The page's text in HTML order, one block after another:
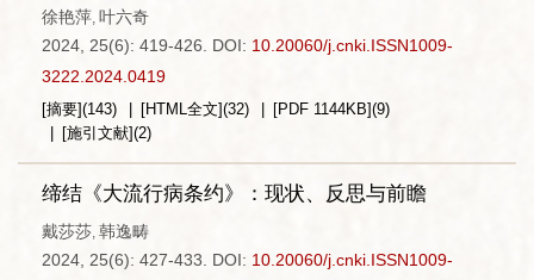
徐艳萍, 叶六奇
2024, 25(6): 419-426.
DOI: 10.20060/j.cnki.ISSN1009-
3222.2024.0419
[摘要](143) [HTML全文](32) [PDF 1144KB](9)
[施引文献](2)
缔结《大流行病条约》：现状、反思与前瞻
戴莎莎, 韩逸畴
2024, 25(6): 427-433.
DOI: 10.20060/j.cnki.ISSN1009-